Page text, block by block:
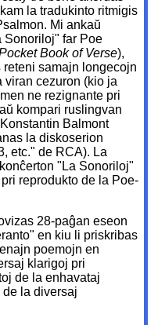
la tradukinto ritmigis
Mi ankaŭ
Sonoriloj" far Poe
Book of Verse),
samajn longecojn
viran cezuron (kio ja
ne rezignante pri
kompari ruslingvan
Balmont
la diskoserion
etc." de RCA). La
"La Sonoriloj"
reprodukto de la Poe-
28-paĝan eseon
en kiu li priskribas
poemojn en
klarigoj pri
de la enhavataj
la diversaj